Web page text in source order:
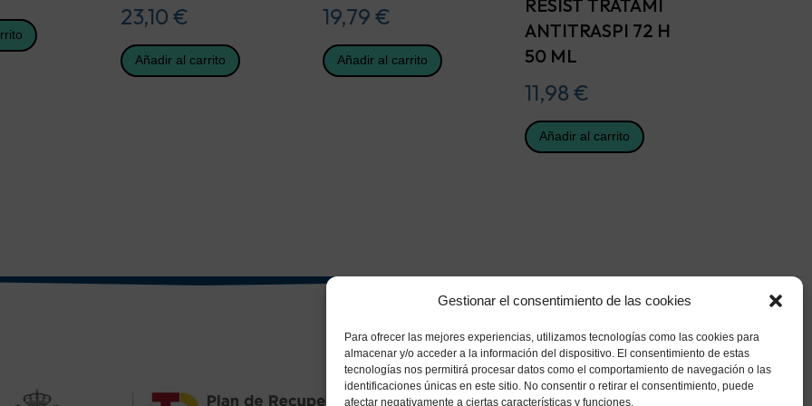
Gestionar el consentimiento de las cookies
Para ofrecer las mejores experiencias, utilizamos tecnologías como las cookies para
almacenar y/o acceder a la información del dispositivo. El consentimiento de estas
tecnologías nos permitirá procesar datos como el comportamiento de navegación o las
identificaciones únicas en este sitio. No consentir o retirar el consentimiento, puede
afectar negativamente a ciertas características y funciones.
23,10 €
Añadir al carrito
19,79 €
Añadir al carrito
RESIST TRATAMI
ANTITRASPI 72 H
50 ML
11,98 €
Añadir al carrito